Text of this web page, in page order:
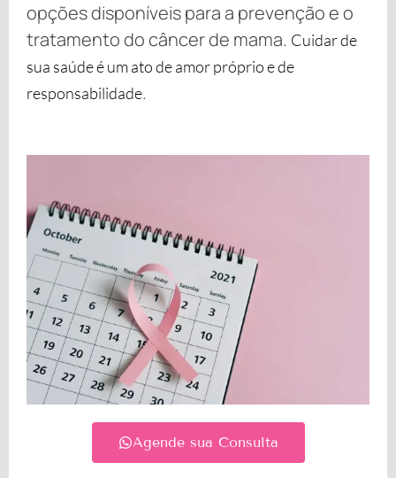
opções disponíveis para a prevenção e o
tratamento do câncer de mama. Cuidar de
sua saúde é um ato de amor próprio e de
responsabilidade.
Agende sua Consulta